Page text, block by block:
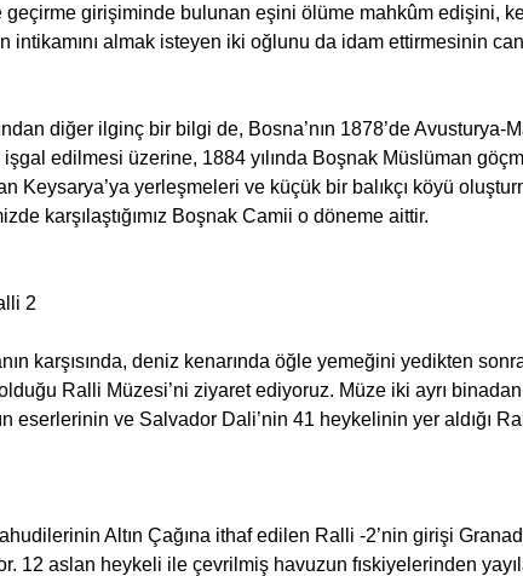
geçirme girişiminde bulunan eşini ölüme mahkûm edişini,
intikamını almak isteyen iki oğlunu da idam ettirmesinin
diğer ilginç bir bilgi de, Bosna’nın 1878’de Avusturya-
işgal edilmesi üzerine, 1884 yılında Boşnak Müslüman
Keysarya’ya yerleşmeleri ve küçük bir balıkçı köyü
karşılaştığımız Boşnak Camii o döneme aittir.
2
karşısında, deniz kenarında öğle yemeğini yedikten
Ralli Müzesi’ni ziyaret ediyoruz. Müze iki ayrı
eserlerinin ve Salvador Dali’nin 41 heykelinin yer aldığı
Altın Çağına ithaf edilen Ralli -2’nin girişi
12 aslan heykeli ile çevrilmiş havuzun fıskiyelerinden